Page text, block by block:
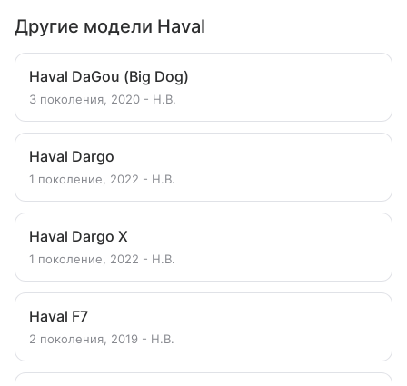
Другие модели Haval
Haval DaGou (Big Dog)
3 поколения, 2020 - Н.В.
Haval Dargo
1 поколение, 2022 - Н.В.
Haval Dargo X
1 поколение, 2022 - Н.В.
Haval F7
2 поколения, 2019 - Н.В.